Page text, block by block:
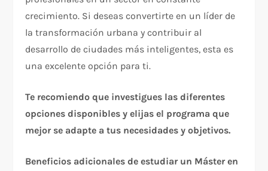
crecimiento. Si deseas convertirte en un líder de
la transformación urbana y contribuir al
desarrollo de ciudades más inteligentes, esta es
una excelente opción para ti.
Te recomiendo que investigues las diferentes
opciones disponibles y elijas el programa que
mejor se adapte a tus necesidades y objetivos.
Beneficios adicionales de estudiar un Máster en